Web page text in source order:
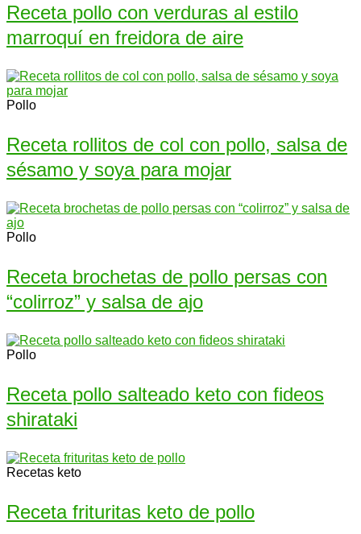
Receta pollo con verduras al estilo
marroquí en freidora de aire
Pollo
Receta rollitos de col con pollo, salsa de
sésamo y soya para mojar
Pollo
Receta brochetas de pollo persas con
“colirroz” y salsa de ajo
Pollo
Receta pollo salteado keto con fideos
shirataki
Recetas keto
Receta frituritas keto de pollo